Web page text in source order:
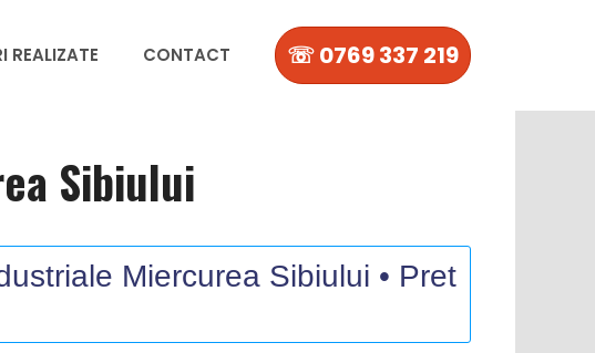
REALIZATE CONTACT ☏ 0769 337 219
Sibiului
Miercurea Sibiului • Pret